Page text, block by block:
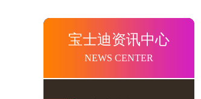
宝士迪资讯中心
NEWS CENTER